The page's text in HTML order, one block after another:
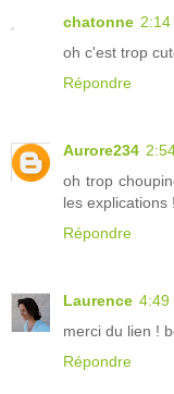
chatonne 2:14
oh c'est trop
Répondre
Aurore234
oh trop
les explications
Répondre
Laurence 4:49
merci du lien !
Répondre